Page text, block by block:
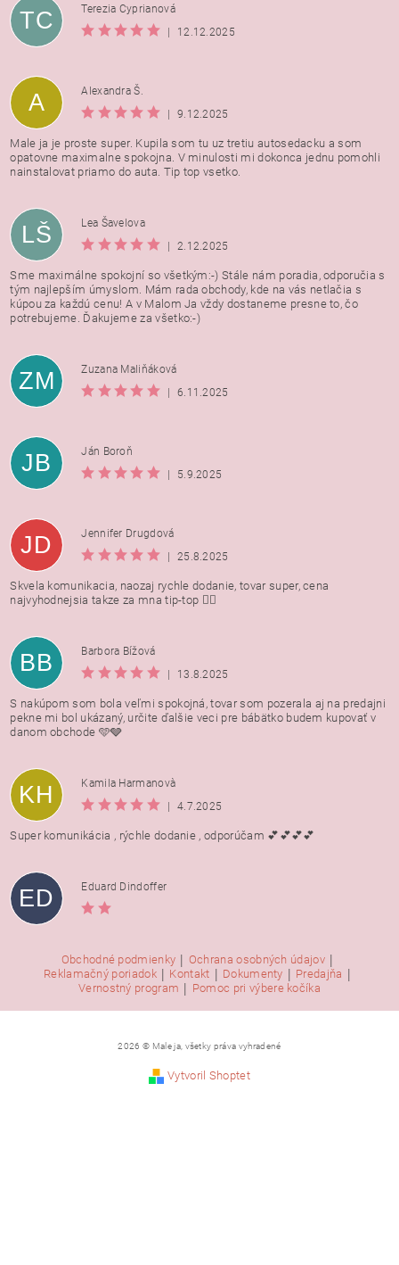
TC
Terezia Cyprianová
12.12.2025
A
Alexandra Š.
9.12.2025
Male ja je proste super. Kupila som tu uz tretiu autosedacku a som
opatovne maximalne spokojna. V minulosti mi dokonca jednu pomohli
nainstalovat priamo do auta. Tip top vsetko.
LŠ
Lea Šavelova
2.12.2025
Sme maximálne spokojní so všetkým:-) Stále nám poradia, odporučia s
tým najlepším úmyslom. Mám rada obchody, kde na vás netlačia s
kúpou za každú cenu! A v Malom Ja vždy dostaneme presne to, čo
potrebujeme. Ďakujeme za všetko:-)
ZM
Zuzana Maliňáková
6.11.2025
JB
Ján Boroň
5.9.2025
JD
Jennifer Drugdová
25.8.2025
Skvela komunikacia, naozaj rychle dodanie, tovar super, cena
najvyhodnejsia takze za mna tip-top 👍🏻
BB
Barbora Bížová
13.8.2025
S nakúpom som bola veľmi spokojná, tovar som pozerala aj na predajni
pekne mi bol ukázaný, určite ďalšie veci pre bábätko budem kupovať v
danom obchode 🩵🩶
KH
Kamila Harmanovà
4.7.2025
Super komunikácia , rýchle dodanie , odporúčam 💕💕💕💕
ED Eduard Dindoffer
Obchodné podmienky | Ochrana osobných údajov |
Reklamačný poriadok | Kontakt | Dokumenty | Predajňa |
Vernostný program | Pomoc pri výbere kočíka
2026 © Male ja, všetky práva vyhradené
Vytvoril Shoptet